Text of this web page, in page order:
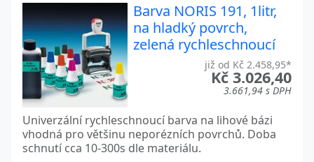
Barva NORIS 191, 1litr,
na hladký povrch,
zelená rychleschnoucí
již od Kč 2.458,95*
Kč 3.026,40
3.661,94 s DPH
Univerzální rychleschnoucí barva na lihové bázi
vhodná pro většinu neporézních povrchů. Doba
schnutí cca 10-300s dle materiálu.